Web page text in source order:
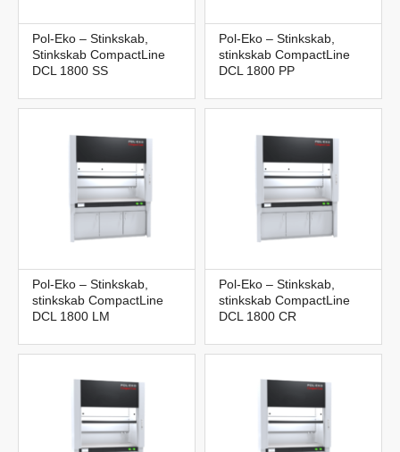
Pol-Eko – Stinkskab,
Stinkskab CompactLine
DCL 1800 SS
Pol-Eko – Stinkskab,
stinkskab CompactLine
DCL 1800 PP
Pol-Eko – Stinkskab,
stinkskab CompactLine
DCL 1800 LM
Pol-Eko – Stinkskab,
stinkskab CompactLine
DCL 1800 CR